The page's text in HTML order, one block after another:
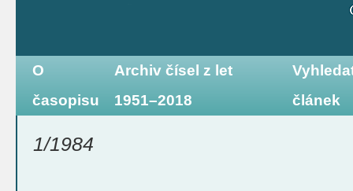
O
časopisu
Archiv čísel z let
1951–2018
článek
1/1984